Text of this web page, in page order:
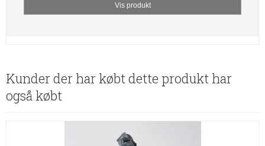
Vis produkt
Kunder der har købt dette produkt har
også købt